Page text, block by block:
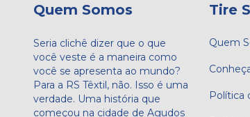
Quem Somos
Seria clichê dizer que o que
você veste é a maneira como
você se apresenta ao mundo?
Para a RS Têxtil, não. Isso é uma
verdade. Uma história que
começou na cidade de Agudos
Tire
Quem
Política